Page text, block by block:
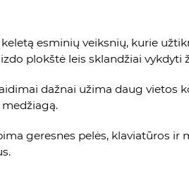
esminių veiksnių, kurie
plokštė leis sklandžiai
dažnai užima daug
geresnes pelės, klaviatūros